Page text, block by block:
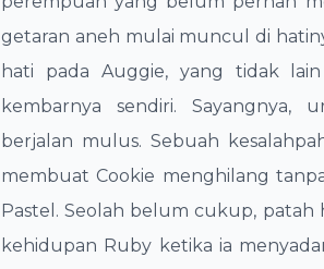
getaran aneh mulai muncul di
hati pada Auggie, yang tidak
kembarnya sendiri. Sayangnya,
berjalan mulus. Sebuah
membuat Cookie menghilang
Pastel. Seolah belum cukup,
kehidupan Ruby ketika ia